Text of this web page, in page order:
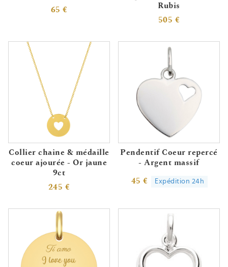
65 €
Rubis
505 €
Collier chaine & médaille
coeur ajourée - Or jaune
9ct
245 €
Pendentif Coeur repercé
- Argent massif
45 € Expédition 24h